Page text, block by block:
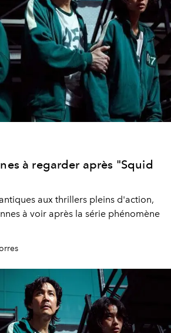
à regarder après "Squid
aux thrillers pleins d'action,
à voir après la série phénomène